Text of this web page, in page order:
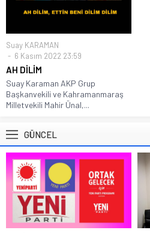
Suay KARAMAN
6 Kasım 2022 23:59
AH DİLİM
Suay Karaman AKP Grup
Başkanvekili ve Kahramanmaraş
Milletvekili Mahir Ünal,...
GÜNCEL